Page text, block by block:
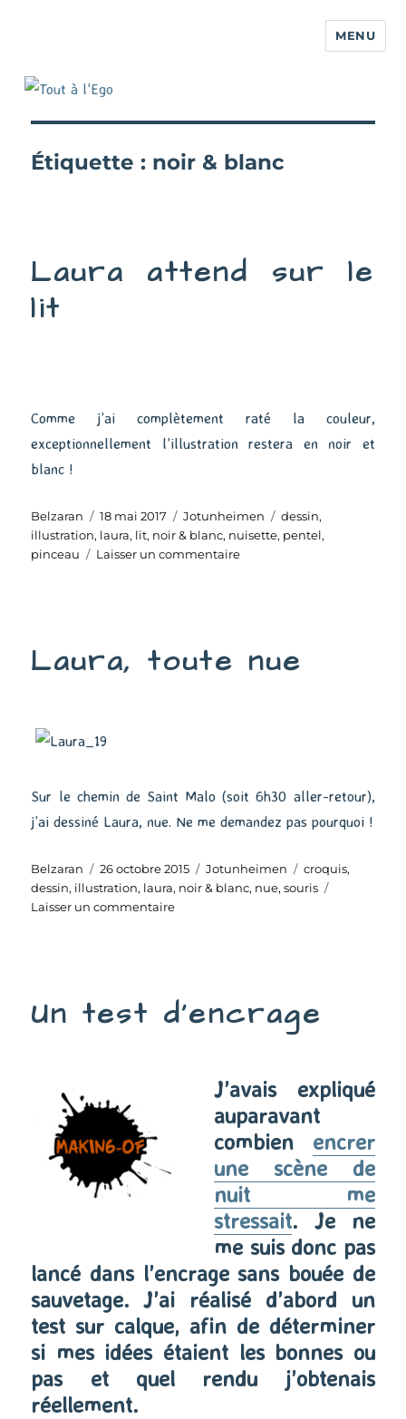
MENU
Étiquette : noir & blanc
Laura attend sur le
lit
Comme j’ai complètement raté la couleur,
exceptionnellement l’illustration restera en noir et
blanc !
Auteur
Belzaran
Publié
le
18 mai 2017 Catégories
Jotunheimen Étiquettes
dessin,
illustration, laura, lit, noir & blanc, nuisette, pentel,
pinceau
Laisser un commentairesur
Laura, toute nue
Sur le chemin de Saint Malo (soit 6h30 aller-retour),
j’ai dessiné Laura, nue. Ne me demandez pas pourquoi !
Auteur
Belzaran
Publié
le
26 octobre 2015 Catégories
Jotunheimen Étiquettes
croquis,
dessin, illustration, laura, noir & blanc, nue,souris
Laisser un commentairesur
Un test d’encrage
J’avais expliqué
auparavant
combien encrer
une scène de
nuit me
stressait. Je ne
me suis donc pas
lancé dans l’encrage sans bouée de
sauvetage. J’ai réalisé d’abord un
test sur calque, afin de déterminer
si mes idées étaient les bonnes ou
pas et quel rendu j’obtenais
réellement.